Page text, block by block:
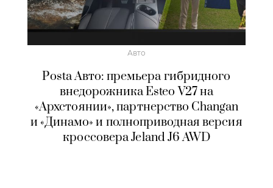
Авто
Posta Авто: премьера гибридного
внедорожника Esteo V27 на
«Архстоянии», партнерство Changan
и «Динамо» и полноприводная версия
кроссовера Jeland J6 AWD